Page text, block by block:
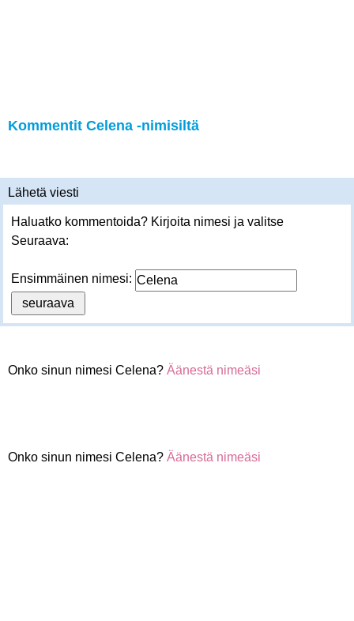
Kommentit Celena -nimisiltä
Lähetä viesti
Haluatko kommentoida? Kirjoita nimesi ja valitse
Seuraava:
Ensimmäinen nimesi:
Onko sinun nimesi Celena? Äänestä nimeäsi
Onko sinun nimesi Celena? Äänestä nimeäsi